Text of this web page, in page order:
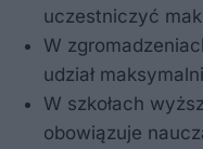
uczestniczyć
W
udział
W szkołach
obowiązuje